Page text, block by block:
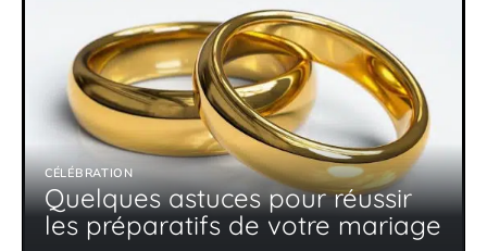
CÉLÉBRATION
Quelques astuces pour réussir
les préparatifs de votre mariage